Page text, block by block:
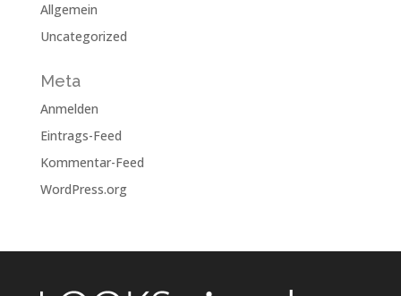
Allgemein
Uncategorized
Meta
Anmelden
Eintrags-Feed
Kommentar-Feed
WordPress.org